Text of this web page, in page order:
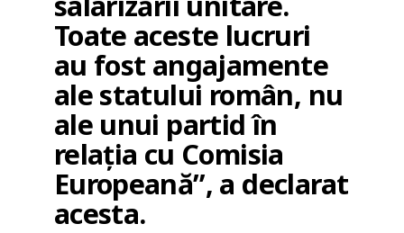
Toate aceste lucruri
au fost angajamente
ale statului român, nu
ale unui partid în
relația cu Comisia
Europeană”, a declarat
acesta.